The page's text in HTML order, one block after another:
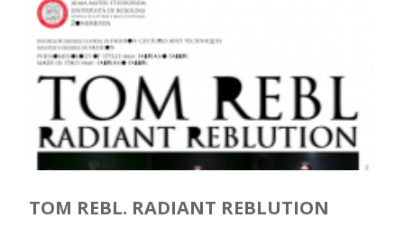
TOM REBL. RADIANT REBLUTION